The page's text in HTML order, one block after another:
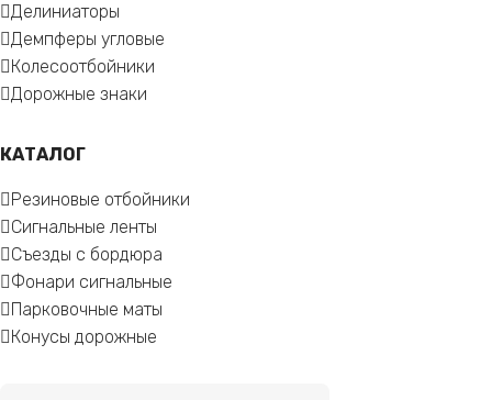
Делиниаторы
Демпферы угловые
Колесоотбойники
Дорожные знаки
КАТАЛОГ
Резиновые отбойники
Сигнальные ленты
Съезды с бордюра
Фонари сигнальные
Парковочные маты
Конусы дорожные